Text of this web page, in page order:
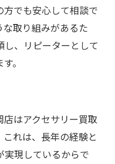
でも安心して相談で
取り組みがあるた
、リピーターとして
。
はアクセサリー買取
れは、長年の経験と
実現しているからで